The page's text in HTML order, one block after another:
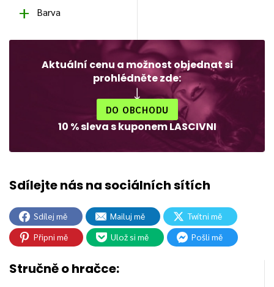
Barva
Aktuální cenu a možnost objednat si
prohlédněte zde:
DO OBCHODU
10 % sleva s kuponem LASCIVNI
Sdílej mě Mailuj mě
Twítni mě
Připni mě
Ulož si mě Pošli mě
Stručně o hračce: